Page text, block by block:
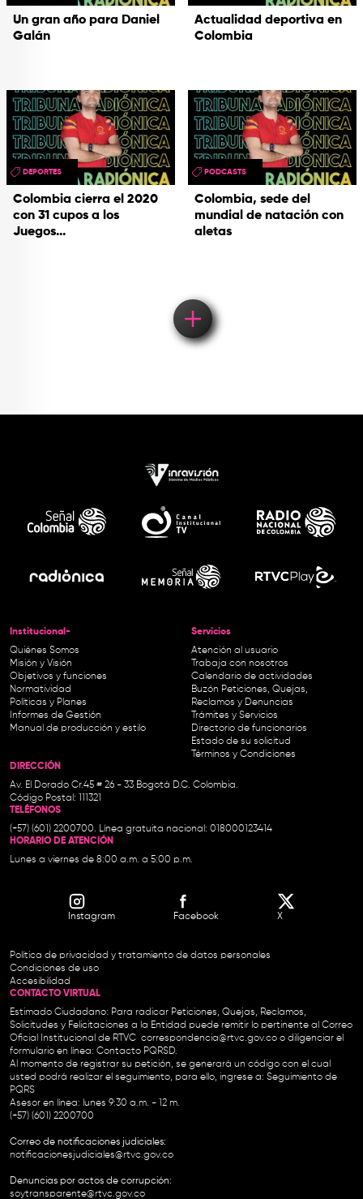
Un gran año para Daniel
Galán
Actualidad deportiva en
Colombia
Colombia cierra el 2020
con 31 cupos a los
Juegos...
DEPORTES
Colombia, sede del
mundial de natación con
aletas
PODCASTS
Load More
Institucional-
Quiénes Somos
Misión y Visión
Objetivos y funciones
Normatividad
Políticas y Planes
Informes de Gestión
Manual de producción y estilo
Servicios
Atención al usuario
Trabaja con nosotros
Calendario de actividades
Buzón Peticiones, Quejas,
Reclamos y Denuncias
Trámites y Servicios
Directorio de funcionarios
Estado de su solicitud
Términos y Condiciones
DIRECCIÓN
Av. El Dorado Cr.45 # 26 - 33 Bogotá D.C. Colombia.
Código Postal: 111321
TELÉFONOS
(+57) (601) 2200700. Línea gratuita nacional: 018000123414
HORARIO DE ATENCIÓN
Lunes a viernes de 8:00 a.m. a 5:00 p.m.
Instagram Facebook X
Política de privacidad y tratamiento de datos personales
Condiciones de uso
Accesibilidad
CONTACTO VIRTUAL
Estimado Ciudadano: Para radicar Peticiones, Quejas, Reclamos,
Solicitudes y Felicitaciones a la Entidad puede remitir lo pertinente al Correo
Oficial Institucional de RTVC correspondencia@rtvc.gov.co o diligenciar el
formulario en línea: Contacto PQRSD.
Al momento de registrar su petición, se generará un código con el cual
usted podrá realizar el seguimiento, para ello, ingrese a: Seguimiento de
PQRS
Asesor en línea: lunes 9:30 a.m. - 12 m.
(+57) (601) 2200700
Correo de notificaciones judiciales:
notificacionesjudiciales@rtvc.gov.co
Denuncias por actos de corrupción:
soytransparente@rtvc.gov.co